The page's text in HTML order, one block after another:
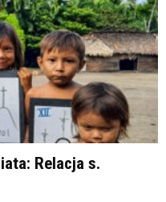
Relacja s.